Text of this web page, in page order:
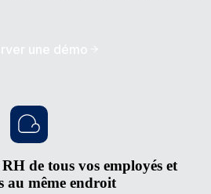
une démo
de tous vos employés et
au même endroit